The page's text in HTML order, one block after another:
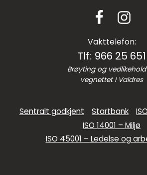
Vakttelefon:
966 25 651
Brøyting og
vegnettet i Valdres
Sentralt godkjent Startbank
ISO 14001 – Miljø
ISO 45001 – Ledelse og